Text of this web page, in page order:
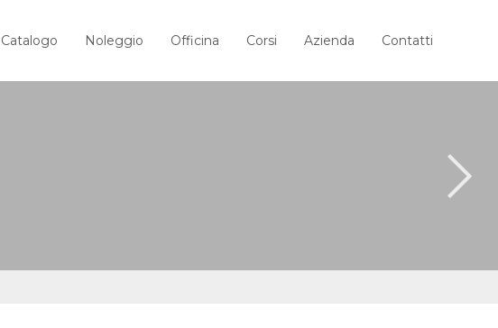
Catalogo Noleggio Officina Corsi Azienda Contatti